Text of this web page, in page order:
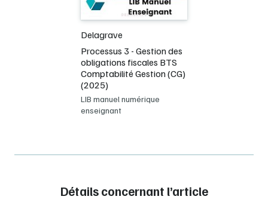
Delagrave
Processus 3 - Gestion des
obligations fiscales BTS
Comptabilité Gestion (CG)
(2025)
LIB manuel numérique
enseignant
Détails concernant l’article